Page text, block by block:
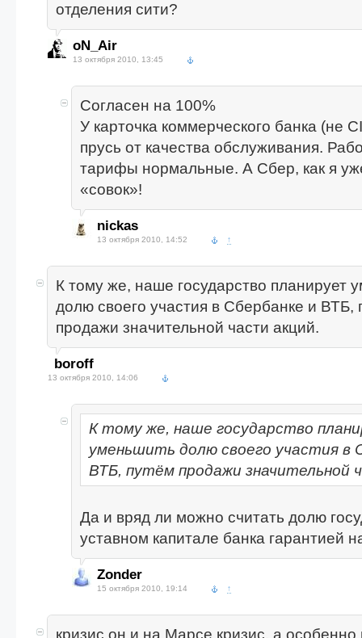
отделения сити?
oN_Air
13 октября 2010, 13:45
Согласен на 100%
У карточка коммерческого банка (не
прусь от качества обслуживания.
тарифы нормальные. А Сбер, как я
«совок»!
nickas
13 октября 2010, 14:52 ↑
К тому же, наше государство планирует
долю своего участия в Сбербанке и ВТБ,
продажи значительной части акций.
boroff
13 октября 2010, 14:06
К тому же, наше государство
уменьшить долю своего участия в
ВТБ, путём продажи значительной
Да и вряд ли можно считать долю
уставном капитале банка гарантией
Zonder
15 октября 2010, 19:14 ↑
кризис он и на Марсе кризис, а особенно